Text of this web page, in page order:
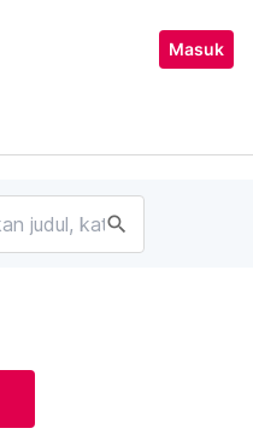
Masuk
search